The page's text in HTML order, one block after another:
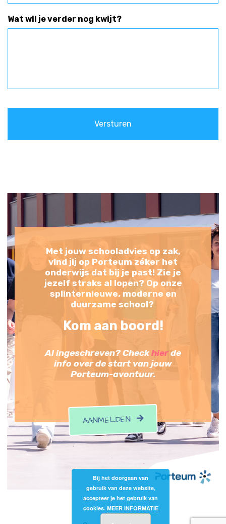
Wat wil je verder nog kwijt?
Met jouw schooladvies op zak,
vind jij op Porteum zéker het
onderwijs dat bij je past! Zie je
jezelf straks al lopen? Op onze
splinternieuwe, moderne en
duurzame school?
Kom aan boord!
Al ingeschreven? Checkhierde
info over de start van jouw
Porteum-avontuur.
AANMELDEN
Bij het doorgaan van
gebruik van deze website,
accepteer je het gebruik van
cookies. MEER INFORMATIE